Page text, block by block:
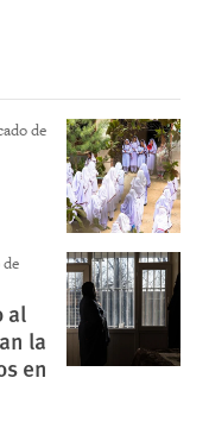
de
al
la
en